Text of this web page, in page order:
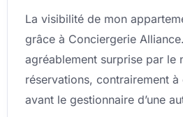
sur
5
La visibilité de mon
grâce à Conciergerie
agréablement surprise par le
réservations, contrairement
avant le gestionnaire d’une